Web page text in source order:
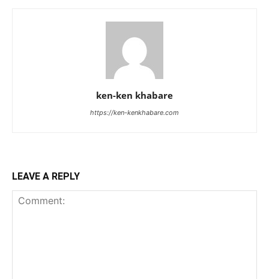
ken-ken khabare
https://ken-kenkhabare.com
LEAVE A REPLY